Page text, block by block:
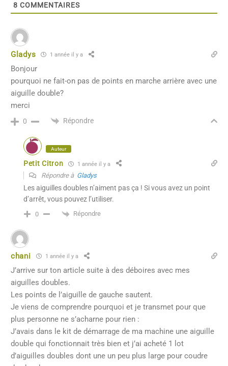
8 COMMENTAIRES
Gladys 1 année il y a
Bonjour
pourquoi ne fait-on pas de points en marche arrière avec une
aiguille double?
merci
0 Répondre
Auteur
Petit Citron 1 année il y a
Répondre à Gladys
Les aiguilles doubles n’aiment pas ça ! Si vous avez un point
d’arrêt, vous pouvez l’utiliser.
0 Répondre
chani 1 année il y a
J’arrive sur ton article suite à des déboires avec mes
aiguilles doubles.
Les points de l’aiguille de gauche sautent.
Je viens de comprendre pourquoi et je transmet pour que
plus personne ne s’acharne pour rien :
J’avais dans le kit de démarrage de ma machine une aiguille
double qui fonctionnait très bien et j’ai acheté 1 lot
d’aiguilles doubles dont une un peu plus large pour coudre